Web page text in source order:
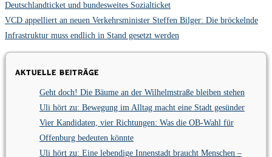
Deutschlandticket und bundesweites Sozialticket
VCD appelliert an neuen Verkehrsminister Steffen Bilger: Die bröckelnde
Infrastruktur muss endlich in Stand gesetzt werden
Aktuelle Beiträge
Geht doch! Die Bäume an der Wilhelmstraße bleiben stehen
Uli hört zu: Bewegung im Alltag macht eine Stadt gesünder
Vier Kandidaten, vier Richtungen: Was die OB-Wahl für
Offenburg bedeuten könnte
Uli hört zu: Eine lebendige Innenstadt braucht Menschen –